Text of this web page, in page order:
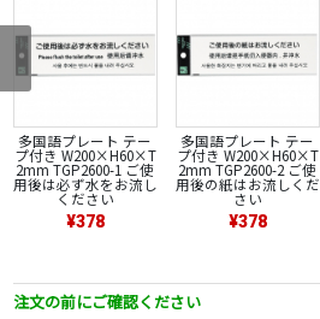
多国語プレート テー
プ付き W200×H60×T
2mm TGP2600-1 ご使
用後は必ず水をお流し
ください
¥378
多国語プレート テー
プ付き W200×H60×T
2mm TGP2600-2 ご使
用後の紙はお流しくだ
さい
¥378
注文の前にご確認ください